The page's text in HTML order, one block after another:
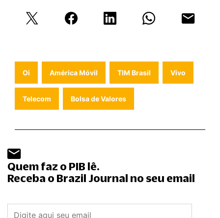
Oi América Móvil TIM Brasil Vivo
Telecom Bolsa de Valores
Quem faz o PIB lê.
Receba o Brazil Journal no seu email